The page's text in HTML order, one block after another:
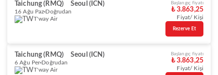
Taichung (RMQ) Seoul (ICN)
16 Ağu Paz Doğrudan
T'way Air
Başlangıç fiyatı
₺ 3.863,25
Fiyat/ Kişi
Rezerve Et
Taichung (RMQ) Seoul (ICN)
6 Ağu Per Doğrudan
T'way Air
Başlangıç fiyatı
₺ 3.863,25
Fiyat/ Kişi